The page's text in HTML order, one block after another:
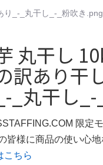
り_-_丸干し_-_粉吹き.png
丸干し
訳あり干
_丸干し
限定
皆様に商品の使い心
こちら